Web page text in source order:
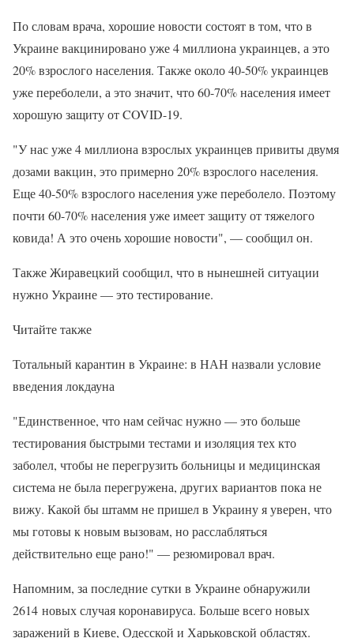
По словам врача, хорошие новости состоят в том, что в
Украине вакцинировано уже 4 миллиона украинцев, а это
20% взрослого населения. Также около 40-50% украинцев
уже переболели, а это значит, что 60-70% населения имеет
хорошую защиту от COVID-19.
"У нас уже 4 миллиона взрослых украинцев привиты двумя
дозами вакцин, это примерно 20% взрослого населения.
Еще 40-50% взрослого населения уже переболело. Поэтому
почти 60-70% населения уже имеет защиту от тяжелого
ковида! А это очень хорошие новости", — сообщил он.
Также Жиравецкий сообщил, что в нынешней ситуации
нужно Украине — это тестирование.
Читайте также
Тотальный карантин в Украине: в НАН назвали условие
введения локдауна
"Единственное, что нам сейчас нужно — это больше
тестирования быстрыми тестами и изоляция тех кто
заболел, чтобы не перегрузить больницы и медицинская
система не была перегружена, других вариантов пока не
вижу. Какой бы штамм не пришел в Украину я уверен, что
мы готовы к новым вызовам, но расслабляться
действительно еще рано!" — резюмировал врач.
Напомним, за последние сутки в Украине обнаружили
2614 новых случая коронавируса. Больше всего новых
заражений в Киеве, Одесской и Харьковской областях.